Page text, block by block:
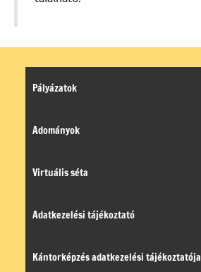
Pályázatok
Adományok
Virtuális séta
Adatkezelési tájékoztató
Kántorképzés adatkezelési tájékoztatója